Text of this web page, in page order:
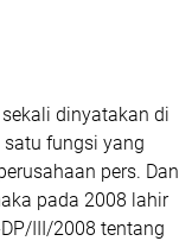
dinyatakan di
satu fungsi yang
pers. Dan
pada 2008 lahir
III/2008 tentang